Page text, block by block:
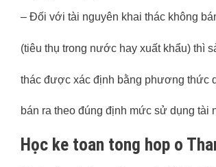
– Đối với tài nguyên khai thác không
(tiêu thụ trong nước hay xuất khẩu) thì
thác được xác định bằng phương thức
bán ra theo đúng định mức sử dụng tài
Học ke toan tong hop o